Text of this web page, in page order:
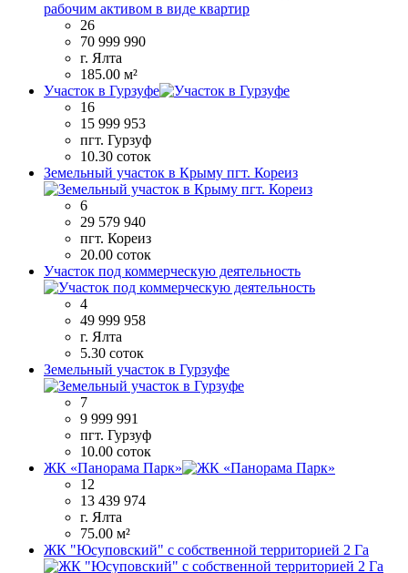
26
70 999 990
г. Ялта
185.00 м²
Участок в Гурзуфе
16
15 999 953
пгт. Гурзуф
10.30 соток
Земельный участок в Крыму пгт. Кореиз
6
29 579 940
пгт. Кореиз
20.00 соток
Участок под коммерческую деятельность
4
49 999 958
г. Ялта
5.30 соток
Земельный участок в Гурзуфе
7
9 999 991
пгт. Гурзуф
10.00 соток
ЖК «Панорама Парк»
12
13 439 974
г. Ялта
75.00 м²
ЖК "Юсуповский" с собственной территорией 2 Га